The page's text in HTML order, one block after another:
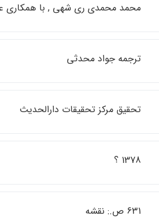
محمد محمدي ري شهي , با همكاري
ترجمه جواد محدثي
تحقيق مركز تحقيقات دارالحديث
1378 ؟
631 ص.: نقشه